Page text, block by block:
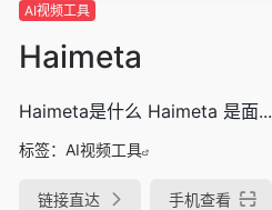
AI视频工具
Haimeta
Haimeta是什么 Haimeta 是面...
标签： AI视频工具
链接直达 手机查看